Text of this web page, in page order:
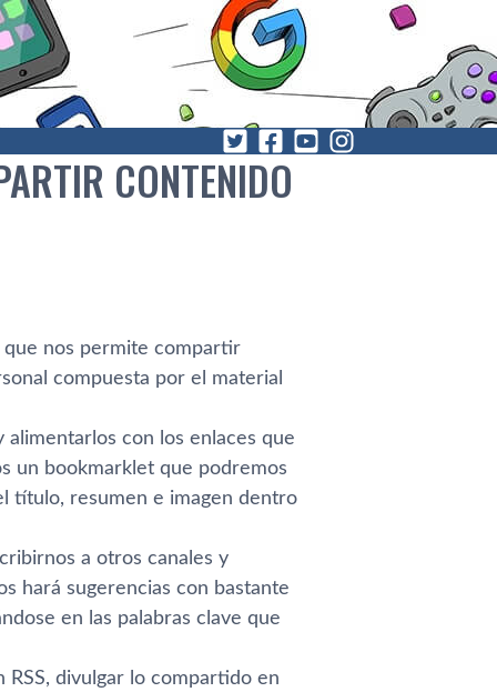
CONTENIDO
que nos permite compartir
compuesta por el material
con los enlaces que
un bookmarklet que podremos
tí­tulo, resumen e imagen dentro
a otros canales y
hará sugerencias con bastante
en las palabras clave que
divulgar lo compartido en